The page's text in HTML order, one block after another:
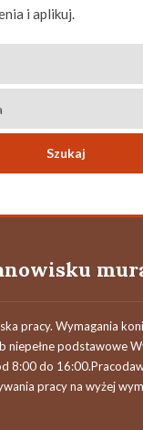
i aplikuj.
pracy. Wymagania
niepełne podstawowe
8:00 do
pracy na wyżej